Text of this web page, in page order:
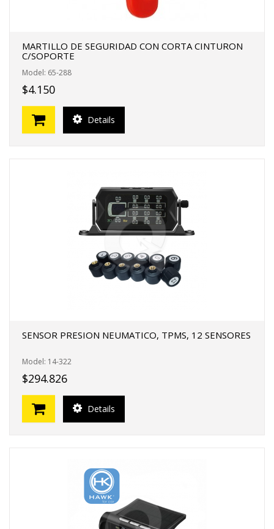
MARTILLO DE SEGURIDAD CON CORTA CINTURON
C/SOPORTE
Model: 65-288
$4.150
Details
SENSOR PRESION NEUMATICO, TPMS, 12 SENSORES
Model: 14-322
$294.826
Details